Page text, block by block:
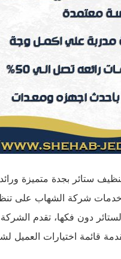
ستائر بجدة متميزة
خدمات شركة الشهاب على
دون فكها، تقدم الشركة
قائمة اختيارات